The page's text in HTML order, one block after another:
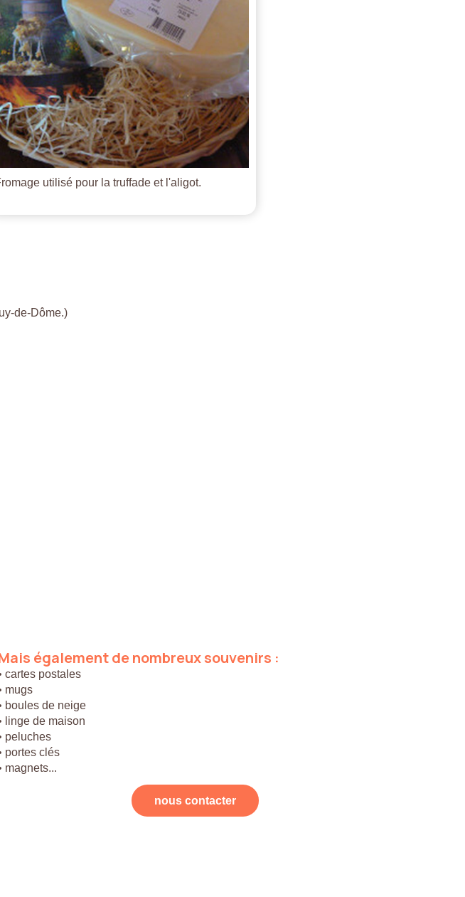
utilisé pour la truffade et l'aligot.
de-Dôme.)
égalementdenombreuxsouvenirs :
cartes postales
mugs
boules de neige
linge de maison
peluches
portes clés
magnets...
nous contacter